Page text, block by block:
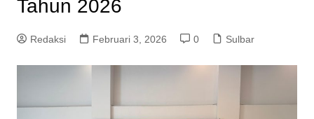
Tahun 2026
Redaksi Februari 3, 2026 0 Sulbar